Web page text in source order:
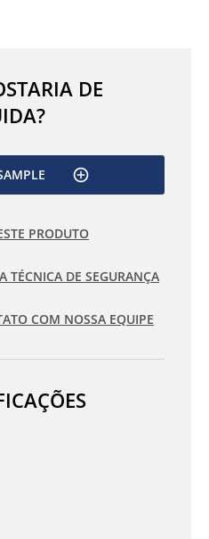
DE
PRODUTO
TÉCNICA DE SEGURANÇA
COM NOSSA EQUIPE